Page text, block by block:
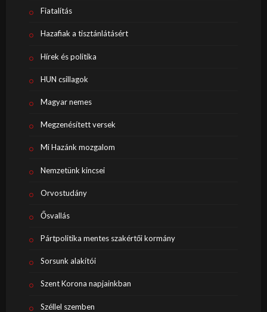
Fiatalítás
Hazafiak a tisztánlátásért
Hírek és politika
HUN csillagok
Magyar nemes
Megzenésített versek
Mi Hazánk mozgalom
Nemzetünk kincsei
Orvostudány
Ősvallás
Pártpolitika mentes szakértői kormány
Sorsunk alakítói
Szent Korona napjainkban
Széllel szemben